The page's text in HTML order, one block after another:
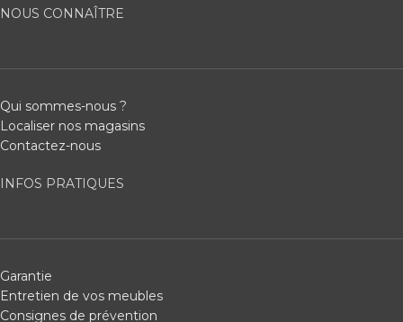
NOUS CONNAÎTRE
Qui sommes-nous ?
Localiser nos magasins
Contactez-nous
INFOS PRATIQUES
Garantie
Entretien de vos meubles
Consignes de prévention